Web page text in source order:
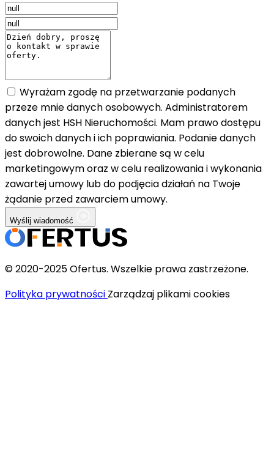
Wyrażam zgodę na przetwarzanie podanych
przeze mnie danych osobowych. Administratorem
danych jest HSH Nieruchomości. Mam prawo dostępu
do swoich danych i ich poprawiania. Podanie danych
jest dobrowolne. Dane zbierane są w celu
marketingowym oraz w celu realizowania i wykonania
zawartej umowy lub do podjęcia działań na Twoje
żądanie przed zawarciem umowy.
Wyślij wiadomość
© 2020-2025 Ofertus. Wszelkie prawa zastrzeżone.
Polityka prywatności Zarządzaj plikami cookies